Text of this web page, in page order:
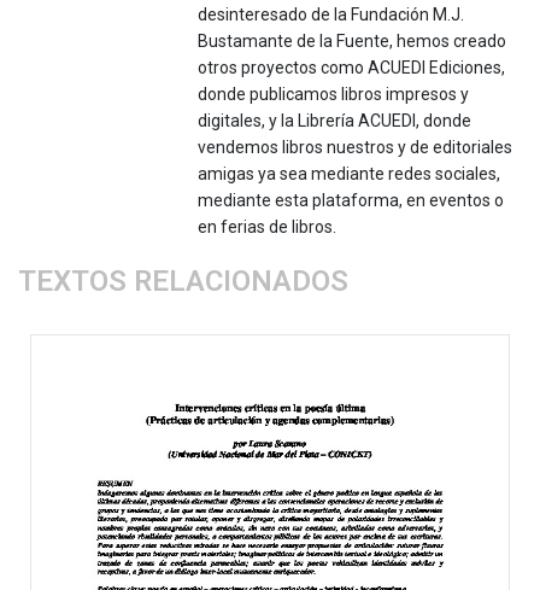
desinteresado de la Fundación M.J.
Bustamante de la Fuente, hemos creado
otros proyectos como ACUEDI Ediciones,
donde publicamos libros impresos y
digitales, y la Librería ACUEDI, donde
vendemos libros nuestros y de editoriales
amigas ya sea mediante redes sociales,
mediante esta plataforma, en eventos o
en ferias de libros.
TEXTOS RELACIONADOS